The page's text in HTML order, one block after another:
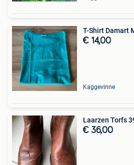
T-Shirt Damart
€ 14,00
Kaggevinne
Laarzen Torfs
€ 36,00